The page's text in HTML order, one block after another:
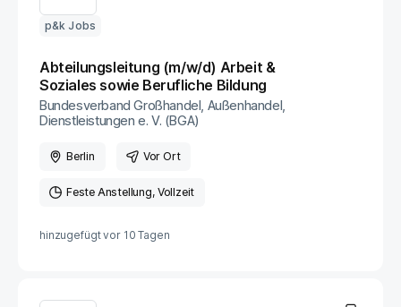
p&k Jobs
Abteilungsleitung (m/w/d) Arbeit &
Soziales sowie Berufliche Bildung
Bundesverband Großhandel, Außenhandel,
Dienstleistungen e. V. (BGA)
Berlin Vor Ort
Feste Anstellung Vollzeit
hinzugefügt vor 10 Tagen